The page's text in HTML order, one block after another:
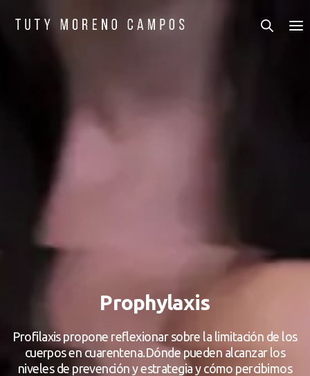
Prophylaxis
Profilaxis propone reflexionar sobre la limitación de los
cuerpos en cuarentena.Dónde pueden alcanzar los
niveles de prevención y estrategia y cómo percibimos